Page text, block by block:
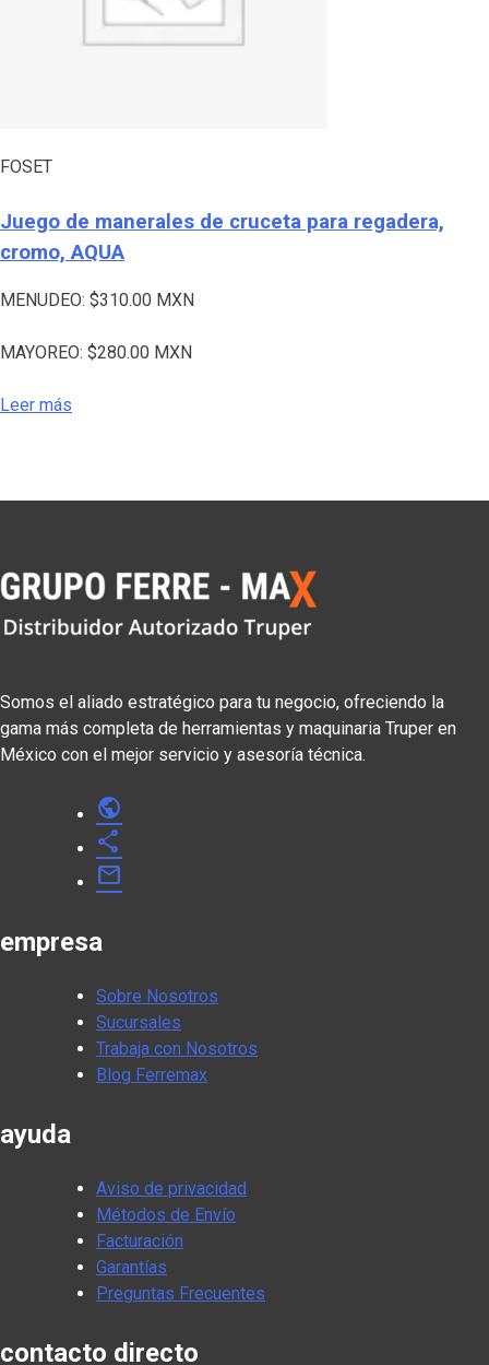
FOSET
Juego de manerales de cruceta para regadera,
cromo, AQUA
MENUDEO: $310.00 MXN
MAYOREO: $280.00 MXN
Leer más
Somos el aliado estratégico para tu negocio, ofreciendo la
gama más completa de herramientas y maquinaria Truper en
México con el mejor servicio y asesoría técnica.
public
share
mail
empresa
Sobre Nosotros
Sucursales
Trabaja con Nosotros
Blog Ferremax
ayuda
Aviso de privacidad
Métodos de Envío
Facturación
Garantías
Preguntas Frecuentes
contacto directo